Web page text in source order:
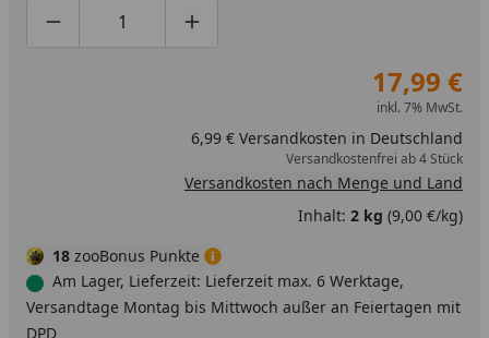
Produktmenge um eins verringern
Produktmenge manuell eingeben
Produktmenge um eins erhöhen
17,99 €
inkl. 7% MwSt.
6,99 € Versandkosten in Deutschland
Versandkostenfrei ab 4 Stück
Versandkosten nach Menge und Land
Inhalt: 2 kg (9,00 €/kg)
18 zooBonus Punkte
Am Lager, Lieferzeit: Lieferzeit max. 6 Werktage,
Versandtage Montag bis Mittwoch außer an Feiertagen mit
DPD